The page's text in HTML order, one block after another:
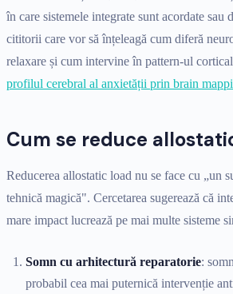
în care sistemele integrate sunt acordate sau
cititorii care vor să înțeleagă cum diferă
relaxare și cum intervine în pattern-ul
profilul cerebral al anxietății prin brain
Cum se reduce
Reducerea allostatic load nu se face cu „un
tehnică magică". Cercetarea sugerează că
mare impact lucrează pe mai multe sisteme
Somn cu arhitectură reparatorie:
probabil cea mai puternică intervenție